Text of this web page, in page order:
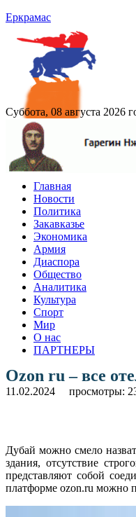
Еркрамас
Суббота, 08 августа 2026
Главная
Новости
Политика
Закавказье
Экономика
Армия
Диаспора
Общество
Аналитика
Культура
Спорт
Мир
О нас
ПАРТНЕРЫ
Ozon ru – все
11.02.2024 просмотры:
Дубай можно смело
здания, отсутствие
представляют собой
платформе ozon.ru можно